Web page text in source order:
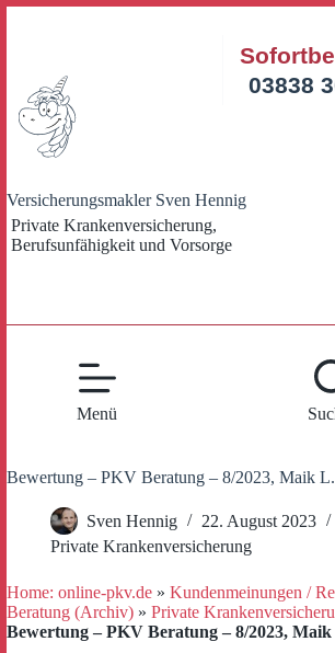
Versicherungsmakler Sven Hennig
Private Krankenversicherung,
Berufsunfähigkeit und Vorsorge
03838
Menü
Bewertung – PKV Beratung – 8/2023, Maik L.
Sven Hennig
22. August 2023
Private Krankenversicherung
Home: online-pkv.de » Kundenmeinungen /
Beratung (Archiv) » Private
Bewertung – PKV Beratung – 8/2023,